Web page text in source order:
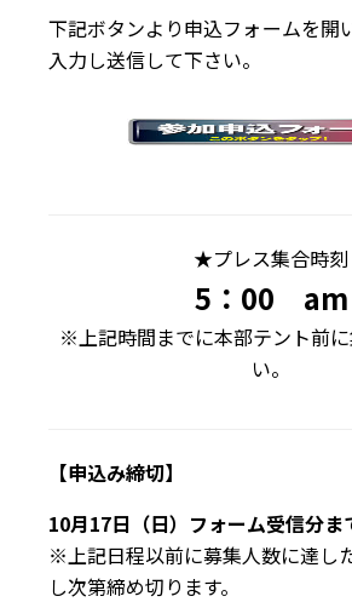
下記ボタンより申込フォームを開
入力し送信して下さい。
★プレス集合時刻
5：00 am
※上記時間までに本部テント前
い。
【申込み締切】
10月17日（日）フォーム受信分ま
※上記日程以前に募集人数に達し
し次第締め切ります。